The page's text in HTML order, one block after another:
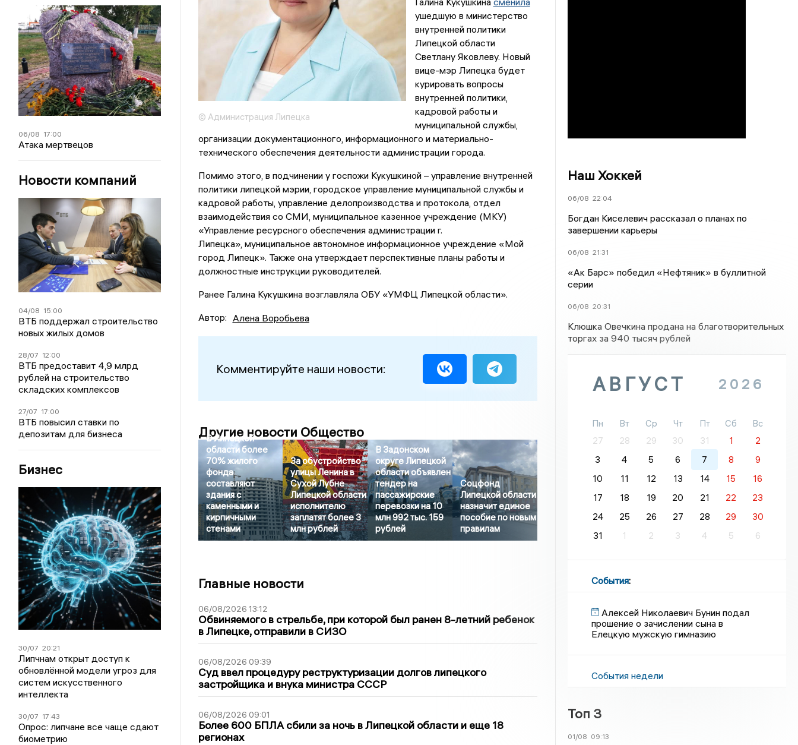
06/08 17:00
Атака мертвецов
Новости компаний
04/08 15:00
ВТБ поддержал строительство
новых жилых домов
28/07 12:00
ВТБ предоставит 4,9 млрд
рублей на строительство
складских комплексов
27/07 17:00
ВТБ повысил ставки по
депозитам для бизнеса
Бизнес
30/07 20:21
Липчнам открыт доступ к
обновлённой модели угроз для
систем искусственного
интеллекта
30/07 17:43
Опрос: липчане все чаще сдают
биометрию
© Администрация Липецка
ушедшую в министерство
внутренней политики
Липецкой области
Светлану Яковлеву. Новый
вице-мэр Липецка будет
курировать вопросы
внутренней политики,
кадровой работы и
муниципальной службы,
организации документационного, информационного и материально-
технического обеспечения деятельности администрации города.
Помимо этого, в подчинении у госпожи Кукушкиной – управление внутренней
политики липецкой мэрии, городское управление муниципальной службы и
кадровой работы, управление делопроизводства и протокола, отдел
взаимодействия со СМИ, муниципальное казенное учреждение (МКУ)
«Управление ресурсного обеспечения администрации г.
Липецка», муниципальное автономное информационное учреждение «Мой
город Липецк». Также она утверждает перспективные планы работы и
должностные инструкции руководителей.
Ранее Галина Кукушкина возглавляла ОБУ «УМФЦ Липецкой области».
Автор: Алена Воробьева
Комментируйте наши новости:
Другие новости Общество
В Липецкой
области более
70% жилого
фонда
составляют
здания с
каменными и
кирпичными
стенами
За обустройство
улицы Ленина в
Сухой Лубне
Липецкой области
исполнителю
заплатят более 3
млн рублей
В Задонском
округе Липецкой
области объявлен
тендер на
пассажирские
перевозки на 10
млн 992 тыс. 159
рублей
Соцфонд
Липецкой области
назначит единое
пособие по новым
правилам
Главные новости
06/08/2026 13:12
Обвиняемого в стрельбе, при которой был ранен 8-летний ребенок
в Липецке, отправили в СИЗО
06/08/2026 09:39
Суд ввел процедуру реструктуризации долгов липецкого
застройщика и внука министра СССР
06/08/2026 09:01
Более 600 БПЛА сбили за ночь в Липецкой области и еще 18
регионах
Наш Хоккей
06/08 22:04
Богдан Киселевич рассказал о планах по
завершении карьеры
06/08 21:31
«Ак Барс» победил «Нефтяник» в буллитной
серии
06/08 20:31
Клюшка Овечкина продана на благотворительных
торгах за 940 тысяч рублей
АВГУСТ 2026
Пн Вт Ср Чт Пт Сб
Вс
27
28 29 30 31 1
2
3
4 5 6 7 8
9
10
11 12 13 14 15
16
17
18 19 20 21 22
23
24
25 26 27 28 29
30
31
1 2 3 4 5 6
События:
Алексей Николаевич Бунин подал
прошение о зачислении сына в
Елецкую мужскую гимназию
События недели
Топ 3
01/08 09:13